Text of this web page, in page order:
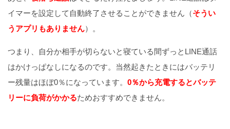
イマーを設定して自動終了させることができません（そうい
うアプリもありません）。
つまり、自分か相手が切らないと寝ている間ずっとLINE通話
はかけっぱなしになるのです。当然起きたときにはバッテリ
ー残量はほぼ0％になっています。 0％から充電するとバッテ
リーに負荷がかかるためおすすめできません。